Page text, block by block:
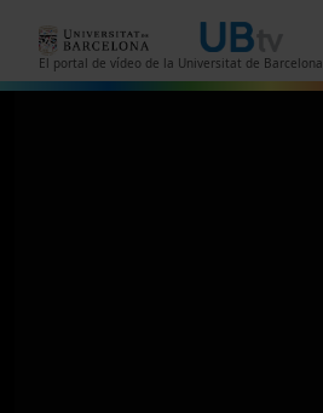
El portal de vídeo de la Universitat de Barcelona